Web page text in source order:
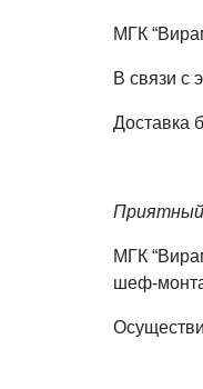
МГК
В связи с
Доставка
Приятный
МГК
шеф-